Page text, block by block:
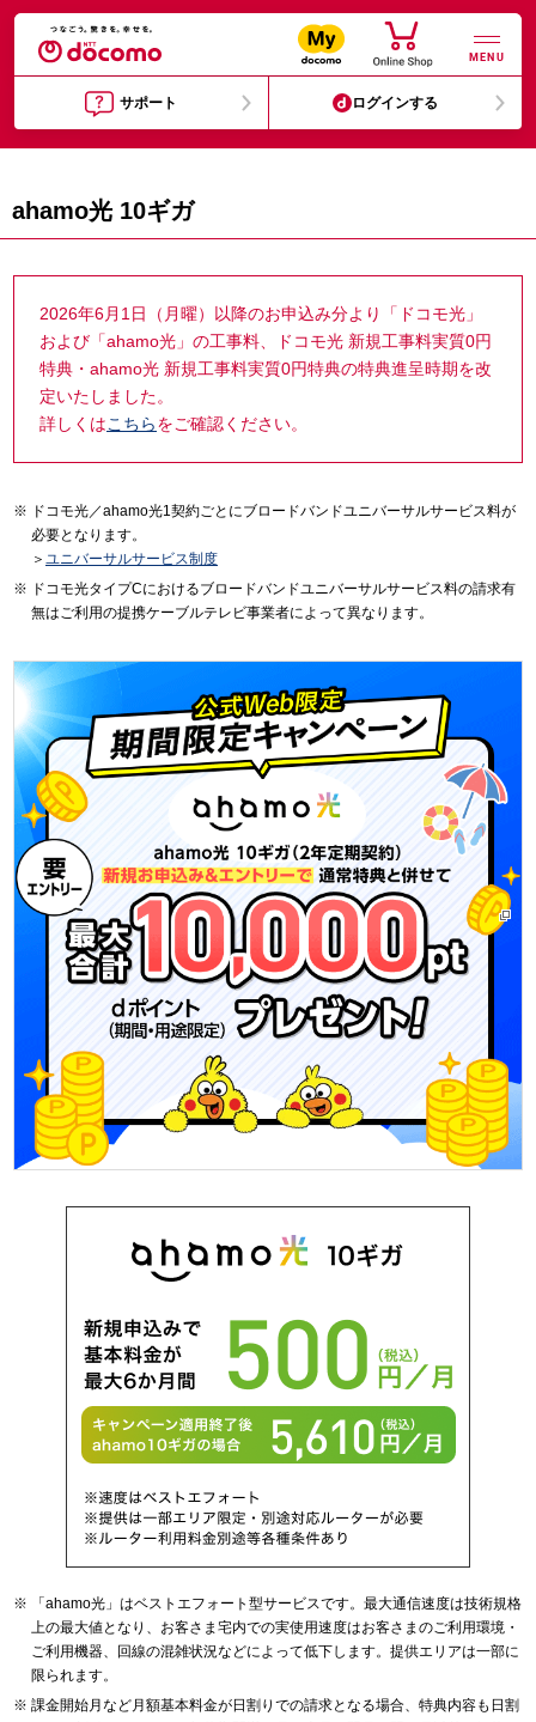
MENU
サポート ログインする
ahamo光 10ギガ
2026年6月1日（月曜）以降のお申込み分より「ドコモ光」
および「ahamo光」の工事料、ドコモ光 新規工事料実質0円
特典・ahamo光 新規工事料実質0円特典の特典進呈時期を改
定いたしました。
詳しくはこちらをご確認ください。
ドコモ光／ahamo光1契約ごとにブロードバンドユニバーサルサービス料が
必要となります。
＞ ユニバーサルサービス制度
ドコモ光タイプCにおけるブロードバンドユニバーサルサービス料の請求有
無はご利用の提携ケーブルテレビ事業者によって異なります。
「ahamo光」はベストエフォート型サービスです。最大通信速度は技術規格
上の最大値となり、お客さま宅内での実使用速度はお客さまのご利用環境・
ご利用機器、回線の混雑状況などによって低下します。提供エリアは一部に
限られます。
課金開始月など月額基本料金が日割りでの請求となる場合、特典内容も日割